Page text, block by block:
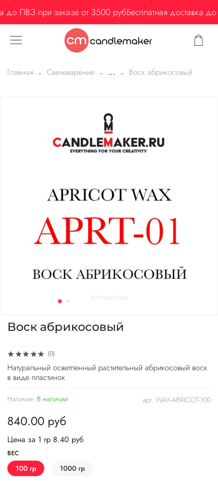
до ПВЗ при заказе от 3500 рубБесплатная доставка
Главная Свечеварение ... Воск абрикосовый
(0)
арт. WAX-ABRICOT-100
Наличие: В наличии
Воск абрикосовый
840.00 руб
Цена за 1 гр 8.40 руб
ВЕС
100 гр 1000 гр
Натуральный осветленный растительный абрикосовый воск
в виде пластинок